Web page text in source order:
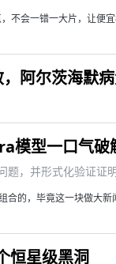
不会一错一大片，让便
阿尔茨海默
模型一口气破
，并形式化验证证明
合的，毕竟这一块做大
恒星级黑洞